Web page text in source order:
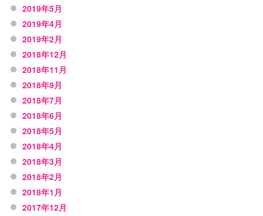
2019年5月
2019年4月
2019年2月
2018年12月
2018年11月
2018年9月
2018年7月
2018年6月
2018年5月
2018年4月
2018年3月
2018年2月
2018年1月
2017年12月